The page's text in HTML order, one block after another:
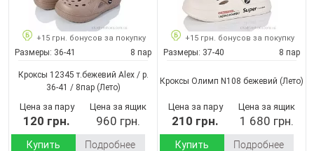
+15 грн. бонусов за покупку
Размеры: 36-41 8 пар
Кроксы 12345 т.бежевий Alex / p.
36-41 / 8пар(Лето)
Цена за пару
120 грн.
Цена за ящик
960 грн.
Купить Подробнее
+15 грн. бонусов за покупку
Размеры: 37-40 8 пар
Кроксы Олимп N108 бежевий (Лето)
Цена за пару
210 грн.
Цена за ящик
1 680 грн.
Купить Подробнее